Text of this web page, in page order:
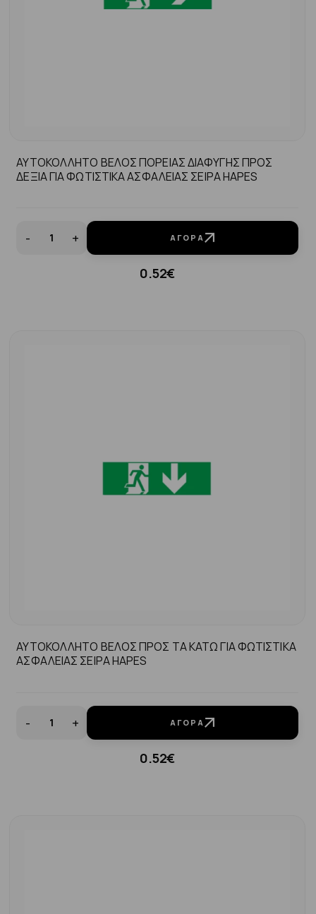
ΑΥΤΟΚΟΛΛΗΤΟ ΒΕΛΟΣ ΠΟΡΕΙΑΣ ΔΙΑΦΥΓΗΣ ΠΡΟΣ
ΔΕΞΙΑ ΓΙΑ ΦΩΤΙΣΤΙΚΑ ΑΣΦΑΛΕΙΑΣ ΣΕΙΡΑ ΗΑPES
- + ΑΓΟΡΆ
0.52€
ΑΥΤΟΚΟΛΛΗΤΟ ΒΕΛΟΣ ΠΡΟΣ ΤΑ ΚΑΤΩ ΓΙΑ ΦΩΤΙΣΤΙΚΑ
ΑΣΦΑΛΕΙΑΣ ΣΕΙΡΑ ΗΑPES
- + ΑΓΟΡΆ
0.52€